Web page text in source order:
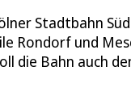
Stadtbahn
Rondorf und
die Bahn auch